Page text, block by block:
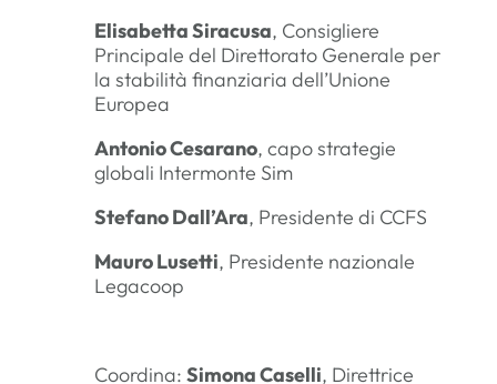
Elisabetta Siracusa, Consigliere
Principale del Direttorato Generale per
la stabilità finanziaria dell’Unione
Europea
Antonio Cesarano, capo strategie
globali Intermonte Sim
Stefano Dall’Ara, Presidente di CCFS
Mauro Lusetti, Presidente nazionale
Legacoop
Coordina: Simona Caselli, Direttrice